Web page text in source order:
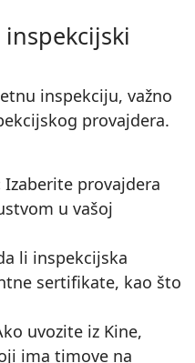
inspekciju, važno
provajdera.
Izaberite provajdera
u vašoj
li inspekcijska
sertifikate, kao što
uvozite iz Kine,
ima timove na